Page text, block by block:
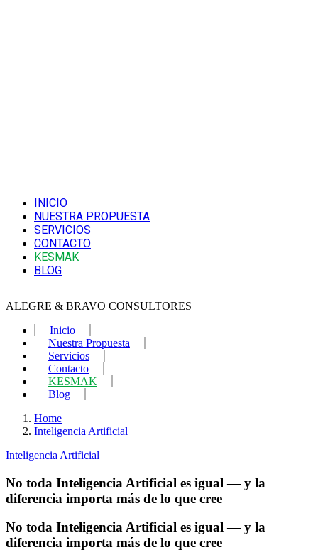
INICIO
NUESTRA PROPUESTA
SERVICIOS
CONTACTO
KESMAK
BLOG
ALEGRE & BRAVO CONSULTORES
Inicio
Nuestra Propuesta
Servicios
Contacto
KESMAK
Blog
Home
Inteligencia Artificial
Inteligencia Artificial
No toda Inteligencia Artificial es igual — y la
diferencia importa más de lo que cree
No toda Inteligencia Artificial es igual — y la
diferencia importa más de lo que cree